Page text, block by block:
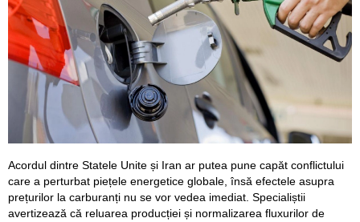
Acordul dintre Statele Unite și Iran ar putea pune capăt conflictului
care a perturbat piețele energetice globale, însă efectele asupra
prețurilor la carburanți nu se vor vedea imediat. Specialiștii
avertizează că reluarea producției și normalizarea fluxurilor de